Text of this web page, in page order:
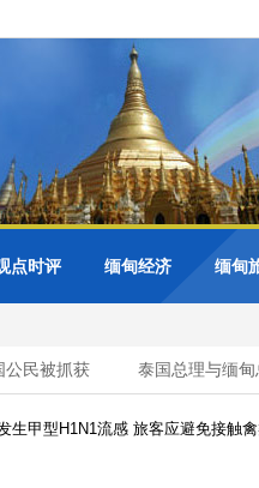
点时评 缅甸经济 缅甸
民被抓获 泰国总理与缅甸
生甲型H1N1流感 旅客应避免接触